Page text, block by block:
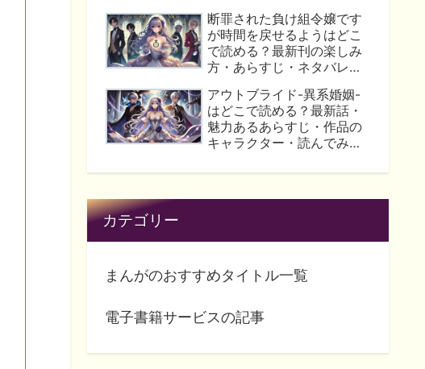
て解説！
断罪された負け組令嬢です
が時間を戻せるようはどこ
で読める？最新刊の楽しみ
方・あらすじ・ネタバレ・
ました！
アウトブライド-異系婚姻-
はどこで読める？最新話・
魅力あるあらすじ・作品の
キャラクター・読んでみた
カテゴリー
まんがのおすすめタイトル一覧
電子書籍サービスの記事